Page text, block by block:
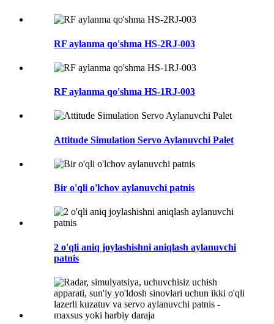
RF aylanma qo'shma HS-2RJ-003
RF aylanma qo'shma HS-1RJ-003
Attitude Simulation Servo Aylanuvchi Palet
Bir o'qli o'lchov aylanuvchi patnis
2 o'qli aniq joylashishni aniqlash aylanuvchi
patnis